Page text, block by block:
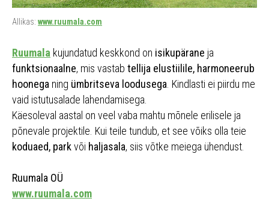
Allikas: www.ruumala.com
Ruumala kujundatud keskkond on isikupärane ja
funktsionaalne, mis vastab tellija elustiilile, harmoneerub
hoonega ning ümbritseva loodusega. Kindlasti ei piirdu me
vaid istutusalade lahendamisega.
Käesoleval aastal on veel vaba mahtu mõnele erilisele ja
põnevale projektile. Kui teile tundub, et see võiks olla teie
koduaed, parkvõi haljasala, siis võtke meiega ühendust.
Ruumala OÜ
www.ruumala.com